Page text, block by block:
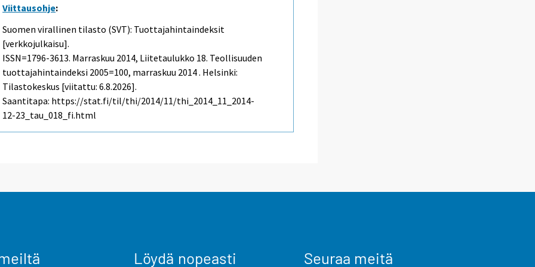
Viittausohje:
Suomen virallinen tilasto (SVT): Tuottajahintaindeksit
[verkkojulkaisu].
ISSN=1796-3613. Marraskuu 2014, Liitetaulukko 18. Teollisuuden
tuottajahintaindeksi 2005=100, marraskuu 2014 . Helsinki:
Tilastokeskus [viitattu: 6.8.2026].
Saantitapa: https://stat.fi/til/thi/2014/11/thi_2014_11_2014-
12-23_tau_018_fi.html
Löydä nopeasti Seuraa meitä